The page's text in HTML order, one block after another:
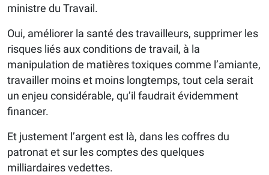
ministre du Travail.
Oui, améliorer la santé des travailleurs, supprimer les
risques liés aux conditions de travail, à la
manipulation de matières toxiques comme l’amiante,
travailler moins et moins longtemps, tout cela serait
un enjeu considérable, qu’il faudrait évidemment
financer.
Et justement l’argent est là, dans les coffres du
patronat et sur les comptes des quelques
milliardaires vedettes.